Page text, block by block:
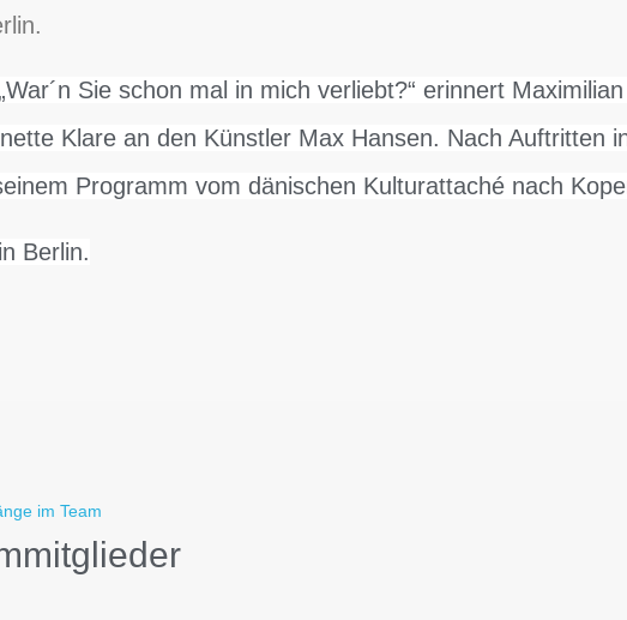
Sie schon mal in mich verliebt?“ erinnert
Klare an den Künstler Max Hansen. Nach Auftritten
Programm vom dänischen Kulturattaché nach
Berlin.
im Team